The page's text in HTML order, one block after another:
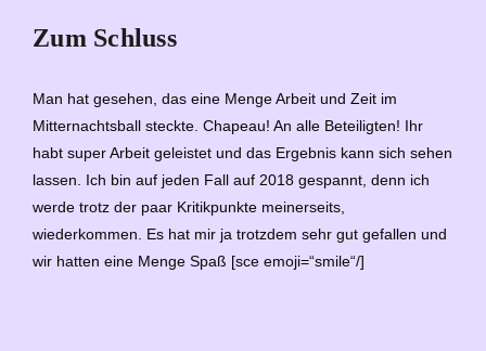
Zum Schluss
Man hat gesehen, das eine Menge Arbeit und Zeit im
Mitternachtsball steckte. Chapeau! An alle Beteiligten! Ihr
habt super Arbeit geleistet und das Ergebnis kann sich sehen
lassen. Ich bin auf jeden Fall auf 2018 gespannt, denn ich
werde trotz der paar Kritikpunkte meinerseits,
wiederkommen. Es hat mir ja trotzdem sehr gut gefallen und
wir hatten eine Menge Spaß [sce emoji=“smile“/]